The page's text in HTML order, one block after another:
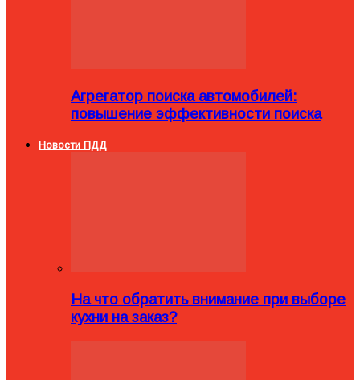
Агрегатор поиска автомобилей:
повышение эффективности поиска
Новости ПДД
На что обратить внимание при выборе
кухни на заказ?